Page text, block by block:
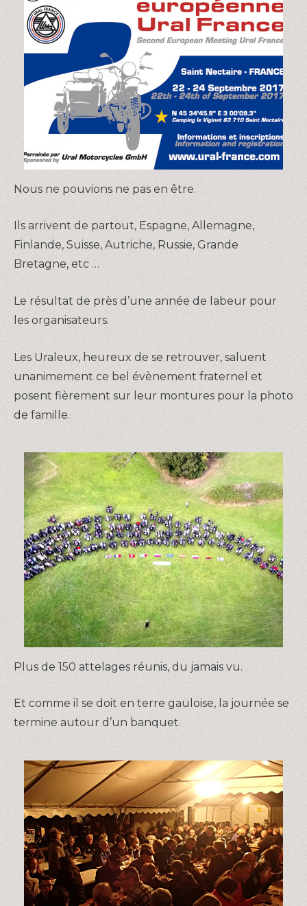
Nous ne pouvions ne pas en être.
Ils arrivent de partout, Espagne, Allemagne,
Finlande, Suisse, Autriche, Russie, Grande
Bretagne, etc …
Le résultat de près d’une année de labeur pour
les organisateurs.
Les Uraleux, heureux de se retrouver, saluent
unanimement ce bel évènement fraternel et
posent fièrement sur leur montures pour la photo
de famille.
Plus de 150 attelages réunis, du jamais vu.
Et comme il se doit en terre gauloise, la journée se
termine autour d’un banquet.